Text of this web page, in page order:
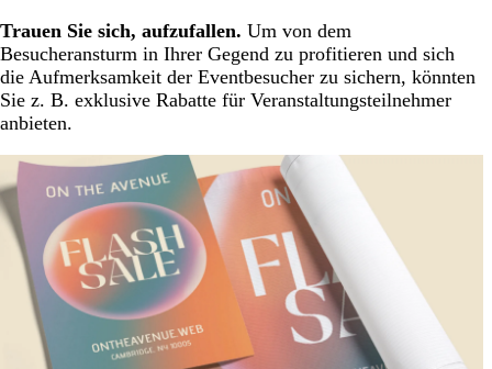
Trauen Sie sich, aufzufallen. Um von dem
Besucheransturm in Ihrer Gegend zu profitieren und sich
die Aufmerksamkeit der Eventbesucher zu sichern, könnten
Sie z. B. exklusive Rabatte für Veranstaltungsteilnehmer
anbieten.